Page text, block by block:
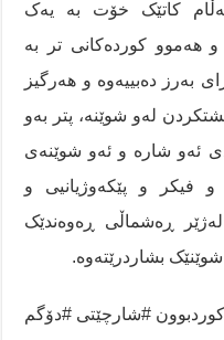
کاتێک خۆت بە یەک
هەموو کوردەکانی تر بە
بەرز دەبییەوە و هەرگیز
لەو شوێنە، پتر بەو
ئەو شارە و ئەو شوێنەی
فیکر و پێکەوژیانیی و
لەژێر ڕەشماڵی ڕەوەندێک
بشاردرێتەوە.
#شارچێتی #دۆگم